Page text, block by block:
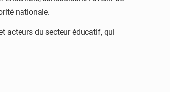
nationale.
acteurs du secteur éducatif, qui